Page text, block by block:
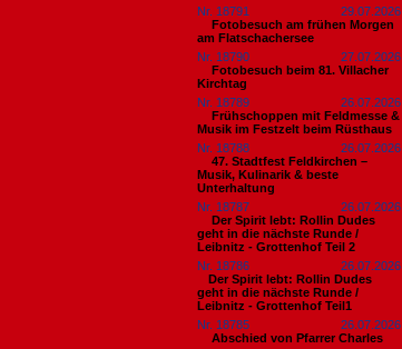
Nr. 18791
29.07.2026
Fotobesuch am frühen Morgen
am Flatschachersee
Nr. 18790
27.07.2026
Fotobesuch beim 81. Villacher
Kirchtag
Nr. 18789
26.07.2026
Frühschoppen mit Feldmesse &
Musik im Festzelt beim Rüsthaus
Nr. 18788
26.07.2026
47. Stadtfest Feldkirchen –
Musik, Kulinarik & beste
Unterhaltung
Nr. 18787
26.07.2026
Der Spirit lebt: Rollin Dudes
geht in die nächste Runde /
Leibnitz - Grottenhof Teil 2
Nr. 18786
26.07.2026
​Der Spirit lebt: Rollin Dudes
geht in die nächste Runde /
Leibnitz - Grottenhof Teil1
Nr. 18785
26.07.2026
Abschied von Pfarrer Charles